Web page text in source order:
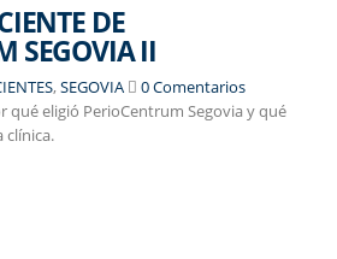
DE
SEGOVIA II
,SEGOVIA
0 Comentarios
qué eligió PerioCentrum Segovia y qué
clínica.